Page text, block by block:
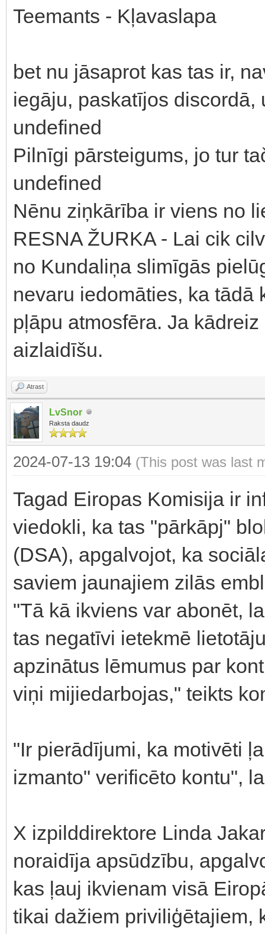
Teemants - Kļavaslapa
bet nu jāsaprot kas tas ir,
iegāju, paskatījos discordā,
undefined
Pilnīgi pārsteigums, jo tur
undefined
Nēnu ziņkārība ir viens no
RESNA ŽURKA - Lai cik
no Kundaliņa slimīgās
nevaru iedomāties, ka tādā
pļāpu atmosfēra. Ja
aizlaidīšu.
Atrast
LvSnor
Raksta daudz
2024-07-13 19:04 (This post was last
Tagad Eiropas Komisija ir
viedokli, ka tas "pārkāpj"
(DSA), apgalvojot, ka
saviem jaunajiem zilās
"Tā kā ikviens var abonēt,
tas negatīvi ietekmē
apzinātus lēmumus par
viņi mijiedarbojas," teikts
"Ir pierādījumi, ka motivēti
izmanto" verificēto kontu",
X izpilddirektore Linda
noraidīja apsūdzību,
kas ļauj ikvienam visā
tikai dažiem priviliģētajiem,